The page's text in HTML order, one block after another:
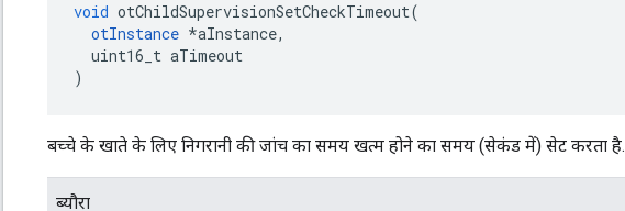
void otChildSupervisionSetCheckTimeout(
otInstance *aInstance,
uint16_t aTimeout
)
बच्चे के खाते के लिए निगरानी की जांच का समय खत्म होने का समय (सेकंड में) सेट करता है.
ब्यौरा